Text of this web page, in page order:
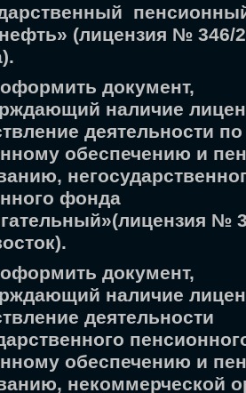
(лицензия № 346/
документ,
наличие
деятельности по
обеспечению и
фонда
№
документ,
наличие
деятельности
обеспечению и
некоммерческой